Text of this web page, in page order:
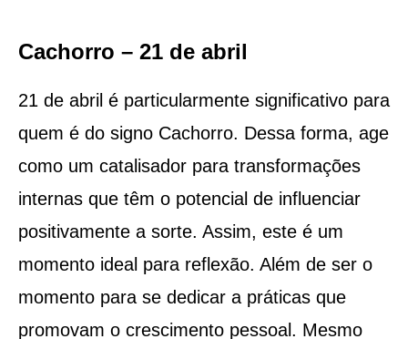
Cachorro – 21 de abril
21 de abril é particularmente significativo para
quem é do signo Cachorro. Dessa forma, age
como um catalisador para transformações
internas que têm o potencial de influenciar
positivamente a sorte. Assim, este é um
momento ideal para reflexão. Além de ser o
momento para se dedicar a práticas que
promovam o crescimento pessoal. Mesmo